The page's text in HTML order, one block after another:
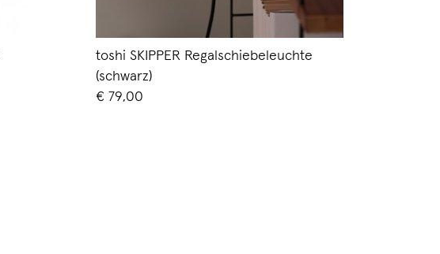
toshi SKIPPER Regalschiebeleuchte
(schwarz)
€ 79,00